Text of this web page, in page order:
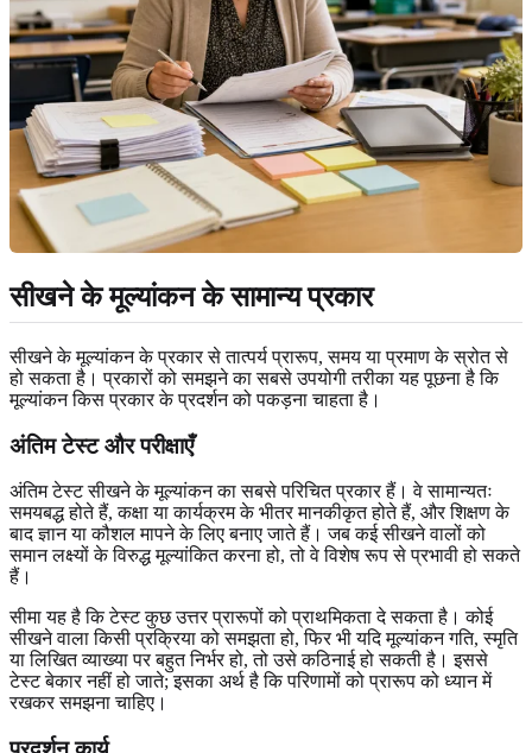
सीखने के मूल्यांकन के सामान्य प्रकार
सीखने के मूल्यांकन के प्रकार से तात्पर्य प्रारूप, समय या प्रमाण के स्रोत से
हो सकता है। प्रकारों को समझने का सबसे उपयोगी तरीका यह पूछना है कि
मूल्यांकन किस प्रकार के प्रदर्शन को पकड़ना चाहता है।
अंतिम टेस्ट और परीक्षाएँ
अंतिम टेस्ट सीखने के मूल्यांकन का सबसे परिचित प्रकार हैं। वे सामान्यतः
समयबद्ध होते हैं, कक्षा या कार्यक्रम के भीतर मानकीकृत होते हैं, और शिक्षण के
बाद ज्ञान या कौशल मापने के लिए बनाए जाते हैं। जब कई सीखने वालों को
समान लक्ष्यों के विरुद्ध मूल्यांकित करना हो, तो वे विशेष रूप से प्रभावी हो सकते
हैं।
सीमा यह है कि टेस्ट कुछ उत्तर प्रारूपों को प्राथमिकता दे सकता है। कोई
सीखने वाला किसी प्रक्रिया को समझता हो, फिर भी यदि मूल्यांकन गति, स्मृति
या लिखित व्याख्या पर बहुत निर्भर हो, तो उसे कठिनाई हो सकती है। इससे
टेस्ट बेकार नहीं हो जाते; इसका अर्थ है कि परिणामों को प्रारूप को ध्यान में
रखकर समझना चाहिए।